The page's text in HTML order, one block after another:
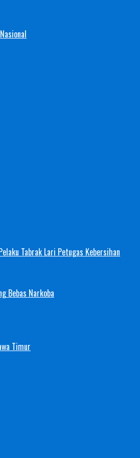
Tabrak Lari Petugas Kebersihan
Bebas Narkoba
Timur